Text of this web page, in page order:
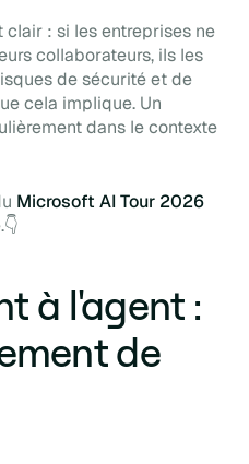
: si les entreprises ne
collaborateurs, ils les
de sécurité et de
cela implique. Un
dans le contexte
Microsoft AI Tour 2026
à l'agent :
de